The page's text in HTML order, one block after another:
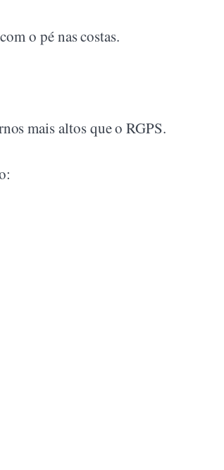
o pé nas costas.
mais altos que o RGPS.